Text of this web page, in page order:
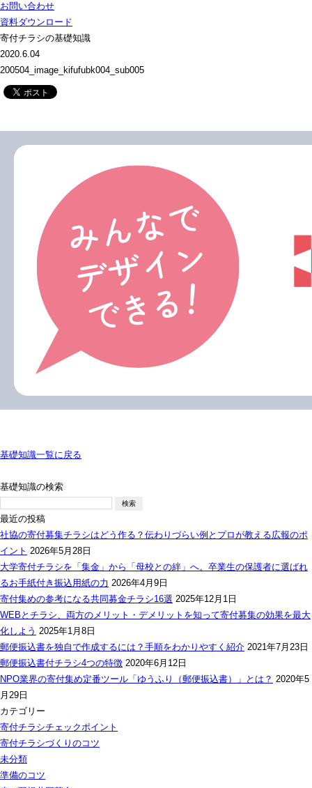
お問い合わせ
資料ダウンロード
寄付チラシの基礎知識
2020.6.04
200504_image_kifufubk004_sub005
基礎知識一覧に戻る
基礎知識の検索
検
最近の投稿
社協の寄付募集チラシはどう作る？伝わりづらい例とプロが教える広報のポ
イント 2026年5月28日
大学寄付チラシを「集金」から「母校との絆」へ。卒業生の保護者に選ばれ
るお手紙付き振込用紙の力 2026年4月9日
寄付集めの参考になる共同募金チラシ16選 2025年12月1日
WEBとチラシ、両方のメリット・デメリットを知って寄付募集の効果を最大
化しよう 2025年1月8日
郵便振込書を独自で作成するには？手順をわかりやすく紹介 2021年7月23日
郵便振込書付チラシ4つの特徴 2020年6月12日
NPO業界の寄付集め定番ツール「ゆうふり（郵便振込書）」とは？ 2020年5
月29日
カテゴリー
寄付チラシチェックポイント
寄付チラシづくりのコツ
未分類
準備のコツ